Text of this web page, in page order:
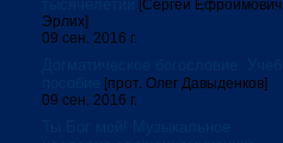
[Сергей Ефроимович
Эрлих]
09 сен. 2016 г.
[прот. Олег Давыденков]
09 сен. 2016 г.